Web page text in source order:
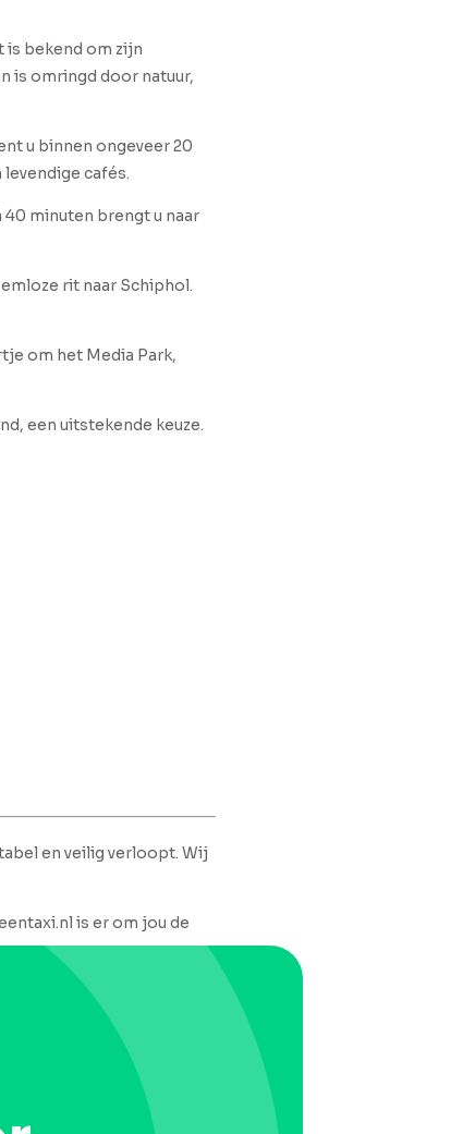
is bekend om zijn
is omringd door natuur,
u binnen ongeveer 20
cafés.
40 minuten brengt u naar
rit naar Schiphol.
om het Media Park,
een uitstekende keuze.
en veilig verloopt. Wij
is er om jou de